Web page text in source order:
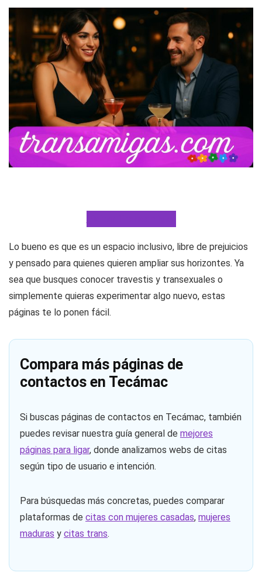
Lo bueno es que es un espacio inclusivo, libre de prejuicios
y pensado para quienes quieren ampliar sus horizontes. Ya
sea que busques conocer travestis y transexuales o
simplemente quieras experimentar algo nuevo, estas
páginas te lo ponen fácil.
Compara más páginas de
contactos en Tecámac
Si buscas páginas de contactos en Tecámac, también
puedes revisar nuestra guía general de mejores
páginas para ligar, donde analizamos webs de citas
según tipo de usuario e intención.
Para búsquedas más concretas, puedes comparar
plataformas de citas con mujeres casadas, mujeres
maduras y citas trans.